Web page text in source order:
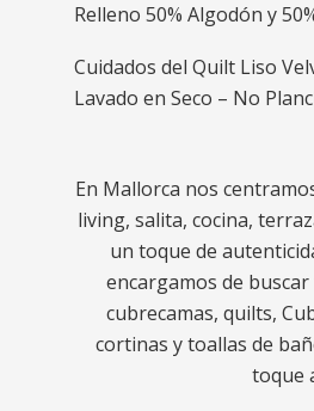
Relleno 50% Algodón y
Cuidados del Quilt Liso
Lavado en Seco – No
En Mallorca nos
living, salita, cocina,
un toque de
encargamos de
cubrecamas, quilts,
cortinas y toallas de
toque